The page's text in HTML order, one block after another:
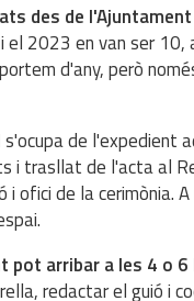
des de
2023 en van ser
d'any, però
s'ocupa de l'expedient
i trasllat de l'acta al
ofici de la cerimònia.
pot arribar a les 4 o
redactar el guió i